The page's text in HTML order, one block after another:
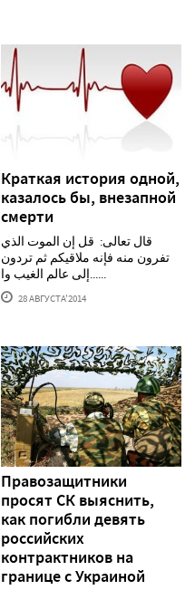
Краткая история одной,
казалось бы, внезапной
смерти
قال تعالى: قل إن الموت الذي
تفرون منه فإنه ملاقيكم ثم تردون
إلى عالم الغيب وا......
28 АВГУСТА'2014
Правозащитники
просят СК выяснить,
как погибли девять
российских
контрактников на
границе с Украиной